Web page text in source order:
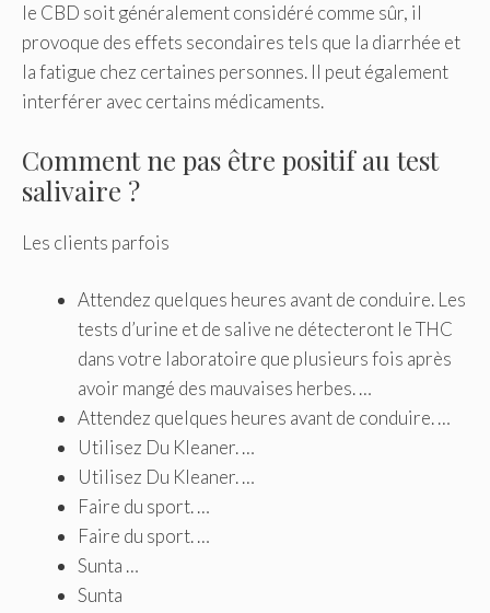
le CBD soit généralement considéré comme sûr, il
provoque des effets secondaires tels que la diarrhée et
la fatigue chez certaines personnes. Il peut également
interférer avec certains médicaments.
Comment ne pas être positif au test
salivaire ?
Les clients parfois
Attendez quelques heures avant de conduire. Les
tests d’urine et de salive ne détecteront le THC
dans votre laboratoire que plusieurs fois après
avoir mangé des mauvaises herbes. …
Attendez quelques heures avant de conduire. …
Utilisez Du Kleaner. …
Utilisez Du Kleaner. …
Faire du sport. …
Faire du sport. …
Sunta …
Sunta